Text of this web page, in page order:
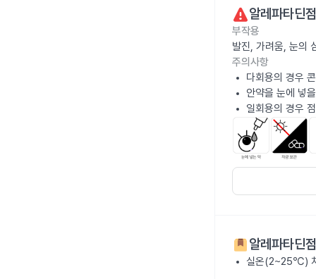
알레파타딘
부작용
발진, 가려움, 눈의
주의사항
다회용의 경우
안약을 눈에 넣
일회용의 경우
알레파타딘
실온(2~25℃)